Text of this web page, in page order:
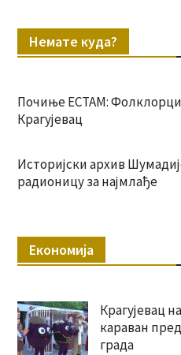
Немате куда?
Почиње ЕСТАМ:
Крагујевац
Историјски архив
радионицу за најмлађе
Економија
Крагујевац
караван
града